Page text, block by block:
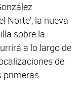
Norte', la nueva
sobre la
a lo largo de
de
primeras